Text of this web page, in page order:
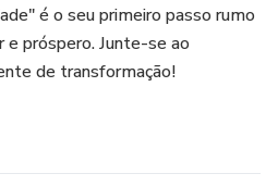
é o seu primeiro passo rumo
e próspero. Junte-se ao
de transformação!